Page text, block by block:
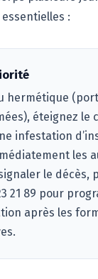
:
hermétique
éteignez le
infestation
les
le décès,
21 89 pour
après les